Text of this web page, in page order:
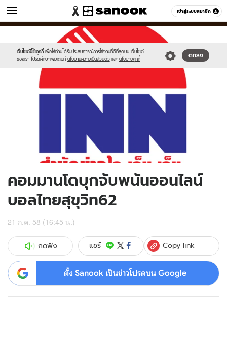
เข้าสู่ระบบสมาชิก
ข่าว หมวดอื่นๆ
เว็บไซต์นี้ใช้คุกกี้ เพื่อให้ท่านได้รับประสบการณ์การใช้งานที่ดีที่สุดบน เว็บไซต์
ของเรา โปรดศึกษาเพิ่มเติมที่ นโยบายความเป็นส่วนตัว และ นโยบายคุกกี้
ตกลง
//s.isanook.com/sr/0/images/logo-
sanook.png
//s.isanook.com/ns/0/ud/366/1834042/633522-
คอมมานโดบุกจับพนันออนไลน์
บอลไทยสุขุวิท62
21 ก.ค. 58 (16:45 น.)
กดฟัง แชร์ Copy link
ตั้ง Sanook เป็นข่าวโปรดบน Google